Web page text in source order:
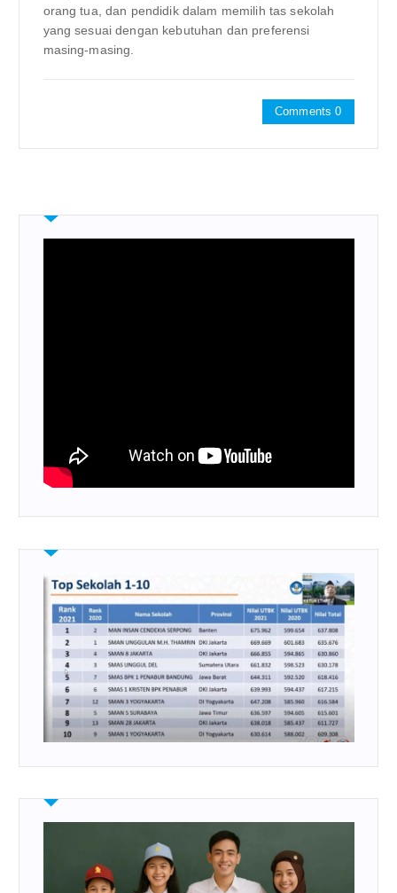
orang tua, dan pendidik dalam memilih tas sekolah
yang sesuai dengan kebutuhan dan preferensi
masing-masing.
Comments 0